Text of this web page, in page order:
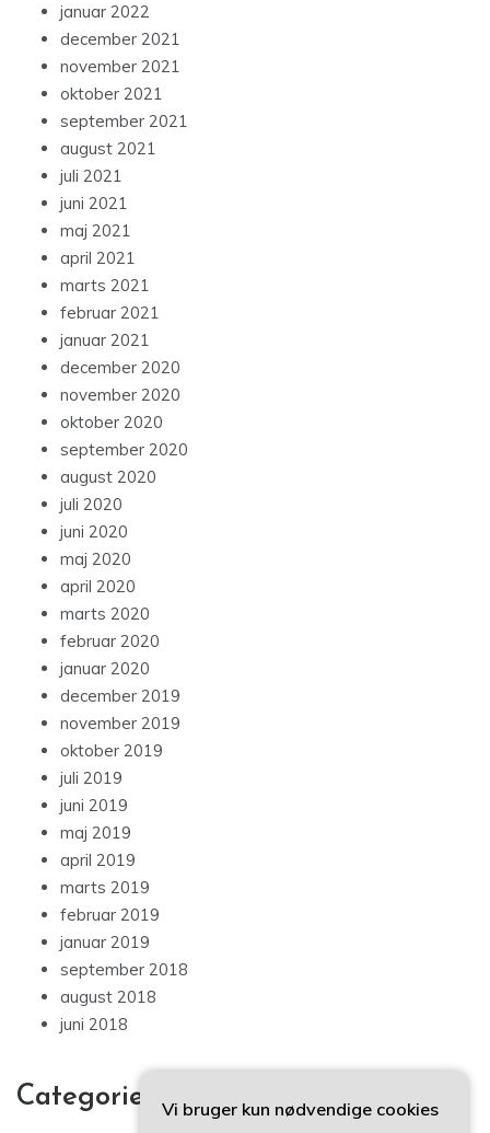
januar 2022
december 2021
november 2021
oktober 2021
september 2021
august 2021
juli 2021
juni 2021
maj 2021
april 2021
marts 2021
februar 2021
januar 2021
december 2020
november 2020
oktober 2020
september 2020
august 2020
juli 2020
juni 2020
maj 2020
april 2020
marts 2020
februar 2020
januar 2020
december 2019
november 2019
oktober 2019
juli 2019
juni 2019
maj 2019
april 2019
marts 2019
februar 2019
januar 2019
september 2018
august 2018
juni 2018
Categories Vi bruger kun nødvendige cookies